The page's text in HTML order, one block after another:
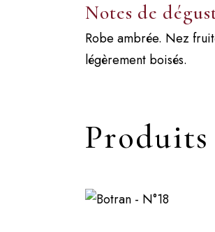
Notes de
Robe ambrée. Nez
légèrement boisés.